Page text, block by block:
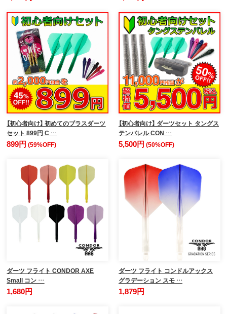
【初心者向け】 初めてのブラスダーツ
セット 899円 C …
899円(59%OFF)
【初心者向け】 ダーツセット タングス
テンバレル CON …
5,500円 (50%OFF)
ダーツ フライト CONDOR AXE
Small コン …
1,680円
ダーツ フライト コンドルアックス
グラデーション スモ …
1,879円